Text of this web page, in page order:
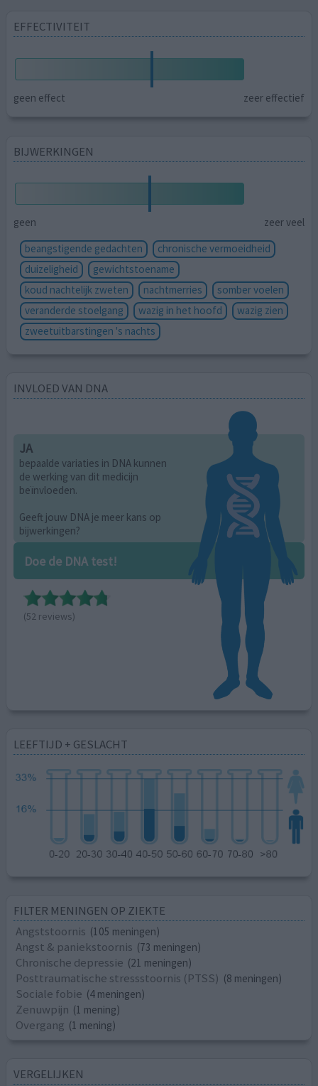
EFFECTIVITEIT
geen effect zeer effectief
BIJWERKINGEN
geen
zeer veel
beangstigende gedachten
chronische vermoeidheid
duizeligheid
gewichtstoename
koud nachtelijk zweten
nachtmerries
somber voelen
veranderde stoelgang
wazig in het hoofd
wazig zien
zweetuitbarstingen 's nachts
INVLOED VAN DNA
JA
bepaalde variaties in DNA kunnen
de werking van dit medicijn
beïnvloeden.
Geeft jouw DNA je meer kans op
bijwerkingen?
Doe de DNA test!
(52 reviews)
LEEFTIJD + GESLACHT
FILTER MENINGEN OP ZIEKTE
Angststoornis (105 meningen)
Angst & paniekstoornis (73 meningen)
Chronische depressie (21 meningen)
Posttraumatische stressstoornis (PTSS) (8 meningen)
Sociale fobie (4 meningen)
Zenuwpijn (1 mening)
Overgang (1 mening)
VERGELIJKEN